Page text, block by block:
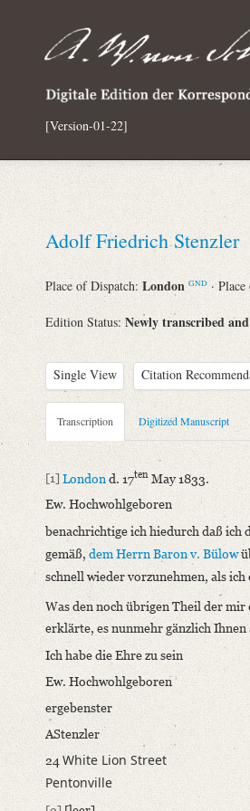
[Version-01-22]
Adolf Friedrich Stenzler
Place of Dispatch: London GND ·
Edition Status: Newly transcribed
Single View Citation
Metadata Concerning Header
Sender: Adolf Friedrich Stenzler
Recipient: August Wilhelm von
Place of Dispatch: London
Place of Destination: Bonn
Date: 17.05.1833
Notations: Empfangsort
Manuscript
Provider: Dresden, Sächsische
OAI Id: DE-611-36979
Classification Number:
Number of Pages: 1 S., hs. m. U.
Format: 22,9 x 18,4 cm
Incipit: „[1] London d. 17ten
Ew. Hochwohlgeboren
benachrichtige ich hiedurch daß
Transcription Digitized Manuscript
[1] London d. 17ten May 1833.
Ew. Hochwohlgeboren
benachrichtige ich hiedurch daß ich
gemäß, dem Herrn Baron v. Bülow
schnell wieder vorzunehmen, als
Was den noch übrigen Theil der
erklärte, es nunmehr gänzlich
Ich habe die Ehre zu sein
Ew. Hochwohlgeboren
ergebenster
AStenzler
24 White Lion Street
Pentonville